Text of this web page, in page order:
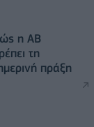
η ΑΒ
τη
πράξη